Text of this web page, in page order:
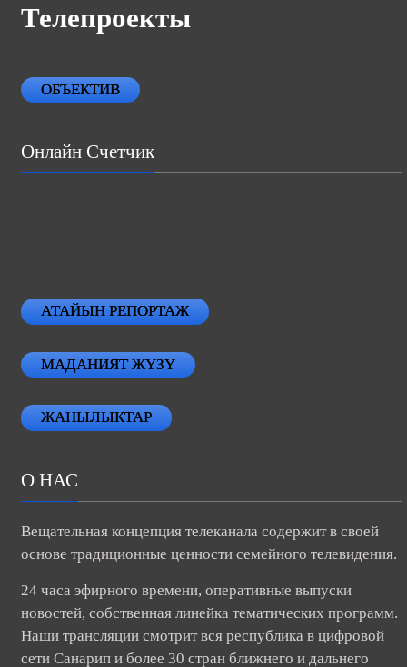
Телепроекты
ОБЪЕКТИВ
Онлайн Счетчик
АТАЙЫН РЕПОРТАЖ
МАДАНИЯТ ЖҮЗҮ
ЖАНЫЛЫКТАР
О НАС
Вещательная концепция телеканала содержит в своей
основе традиционные ценности семейного телевидения.
24 часа эфирного времени, оперативные выпуски
новостей, собственная линейка тематических программ.
Наши трансляции смотрит вся республика в цифровой
сети Санарип и более 30 стран ближнего и дальнего